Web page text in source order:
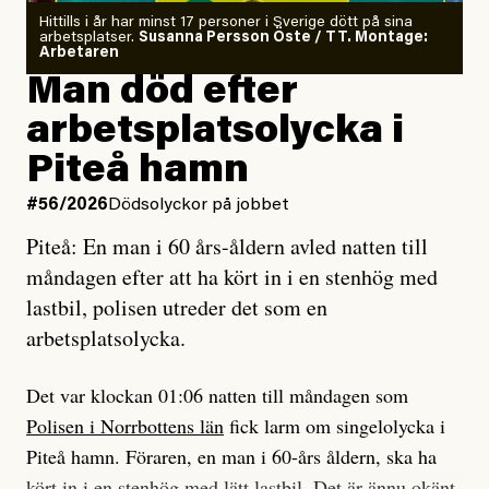
Vem är det som Dagens ETC skriver för?
Vad betyder det att vara en röd, grön och oberoende
tidning?
Vad är bra journalistik?
Ett försök till korta svar som jag hoppas kan förtydliga
för Kuhn och Sassarinis-McGowan och andra hur jag
som chefredaktör ser på Dagens ETC:s uppdrag och
roll.
Vi skriver för våra läsare som vill bli informerade,
överraskade, bekräftade, utmanade – och som kräver
att vi granskar allt och alla.
Om läkaren säger vaccinera dig
så säger jag tvärtemot.
Jag lärde mig renovera
enligt uråldrig metod
och lade min sista ungdom
på att laga en gammal bod.
Jag sökte ljuset och meningen,
efter det som var rent, rätt och sant,
och aldrig såg jag det klarare än
när jag ombord på bussen hjälpte en tant.
#23/2026Intervjun
Jesper Lundby: ”Livet i sig
är ganska politiskt”
Hittills i år har minst 17 personer i Sverige dött på sina
arbetsplatser. Susanna Persson Öste / TT. Montage:
Arbetaren
Man död efter
arbetsplatsolycka i
Piteå hamn
#56/2026 Dödsolyckor på jobbet
Piteå: En man i 60 års-åldern avled natten till
måndagen efter att ha kört in i en stenhög med
lastbil, polisen utreder det som en
arbetsplatsolycka.
Det var klockan 01:06 natten till måndagen som
Polisen i Norrbottens län fick larm om singelolycka i
Piteå hamn. Föraren, en man i 60-års åldern, ska ha